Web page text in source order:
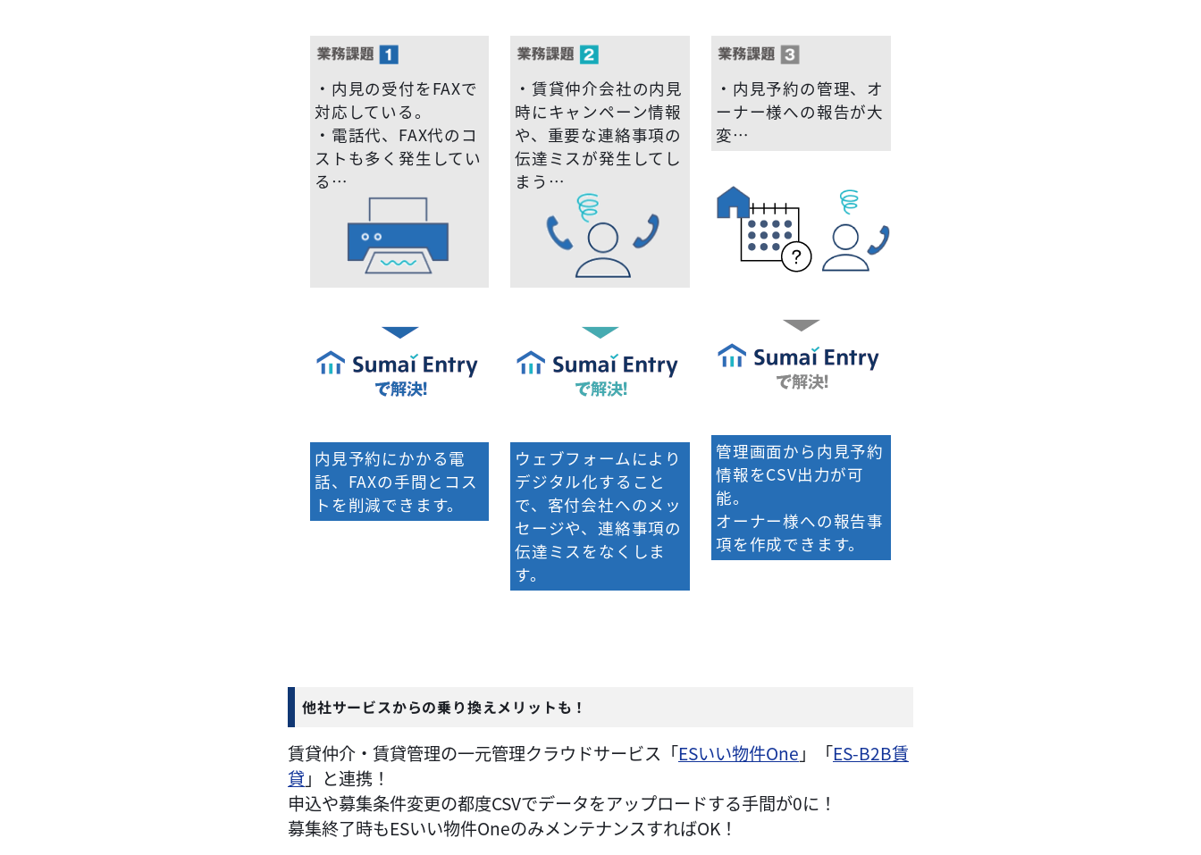
・内見の受付をFAXで
対応している。
・電話代、FAX代のコ
ストも多く発生してい
る…
内見予約にかかる電
話、FAXの手間とコス
トを削減できます。
・賃貸仲介会社の内見
時にキャンペーン情報
や、重要な連絡事項の
伝達ミスが発生してし
まう…
ウェブフォームにより
デジタル化すること
で、客付会社へのメッ
セージや、連絡事項の
伝達ミスをなくしま
す。
・内見予約の管理、オ
ーナー様への報告が大
変…
管理画面から内見予約
情報をCSV出力が可
能。
オーナー様への報告事
項を作成できます。
他社サービスからの乗り換えメリットも！
賃貸仲介・賃貸管理の一元管理クラウドサービス「ESいい物件One 」「ES-B2B賃
貸 」と連携！
申込や募集条件変更の都度CSVでデータをアップロードする手間が0に！
募集終了時もESいい物件OneのみメンテナンスすればOK！